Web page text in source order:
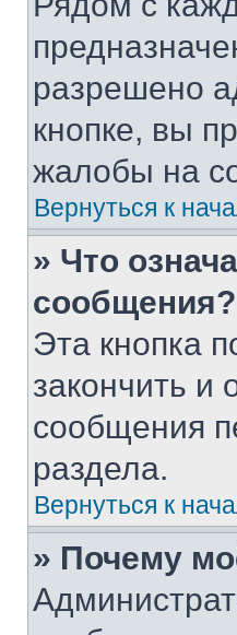
разрешено
кнопке, вы
жалобы на
Вернуться к
» Что
сообщения?
Эта кнопка
закончить и
сообщения
раздела.
Вернуться к
» Почему